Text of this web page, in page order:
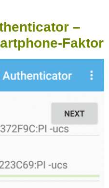
–
Faktor